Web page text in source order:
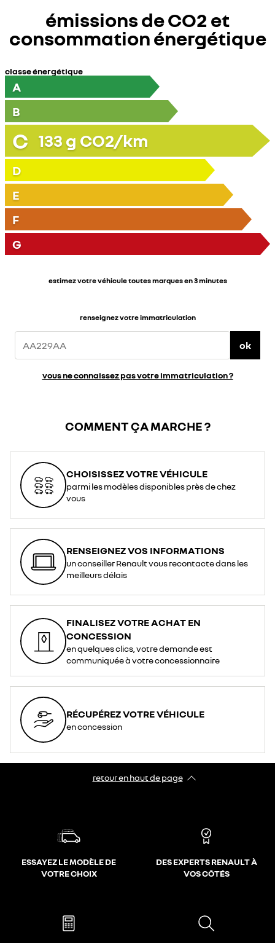
émissions de CO2 et
consommation énergétique
classe énergétique
A
B
C 133 g CO2/km
D
E
F
G
estimez votre véhicule toutes marques en 3 minutes
renseignez votre immatriculation
ok
vous ne connaissez pas votre immatriculation ?
COMMENT ÇA MARCHE ?
CHOISISSEZ VOTRE VÉHICULE
parmi les modèles disponibles près de chez
vous
RENSEIGNEZ VOS INFORMATIONS
un conseiller Renault vous recontacte dans les
meilleurs délais
FINALISEZ VOTRE ACHAT EN
CONCESSION
en quelques clics, votre demande est
communiquée à votre concessionnaire
RÉCUPÉREZ VOTRE VÉHICULE
en concession
retour en haut de page​
ESSAYEZ LE MODÈLE DE
VOTRE CHOIX
DES EXPERTS RENAULT À
VOS CÔTÉS